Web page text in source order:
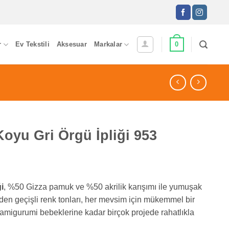
Ev Tekstili Aksesuar Markalar 0
Gri Örgü İpliği 953
, %50 Gizza pamuk ve %50 akrilik karışımı ile yumuşak
geçişli renk tonları, her mevsim için mükemmel bir
bebeklerine kadar birçok projede rahatlıkla